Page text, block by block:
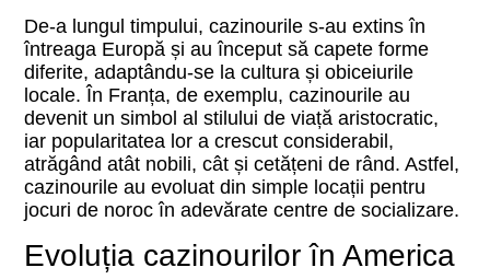
De-a lungul timpului, cazinourile s-au extins în
întreaga Europă și au început să capete forme
diferite, adaptându-se la cultura și obiceiurile
locale. În Franța, de exemplu, cazinourile au
devenit un simbol al stilului de viață aristocratic,
iar popularitatea lor a crescut considerabil,
atrăgând atât nobili, cât și cetățeni de rând. Astfel,
cazinourile au evoluat din simple locații pentru
jocuri de noroc în adevărate centre de socializare.
Evoluția cazinourilor în America